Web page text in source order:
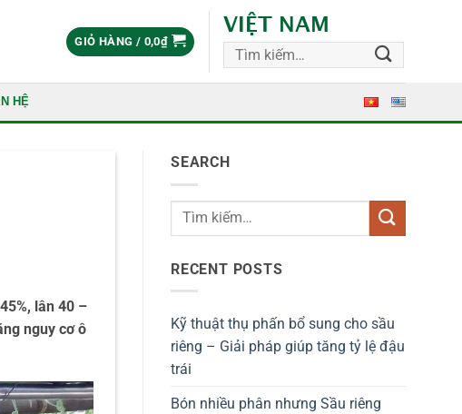
GIỎ HÀNG / 0,0₫
VIỆT NAM
Tìm
kiếm:
HỆ
lân 40 –
nguy cơ ô
SEARCH
RECENT POSTS
Kỹ thuật thụ phấn bổ sung cho sầu
riêng – Giải pháp giúp tăng tỷ lệ đậu
trái
Bón nhiều phân nhưng Sầu riêng